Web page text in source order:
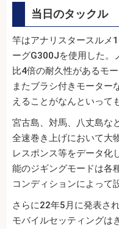
当日のタックル
竿はアナリスタースルメ
ーグG300Jを使用した。
比4倍の耐久性があるモ
またブラシ付きモーター
えることがなんといって
宮古島、対馬、八丈島な
全速巻き上げにおいて大
レスポンス等をデータ化
能のジギングモードは各
コンディションによって
さらに22年5月に発表さ
モバイルセッティングは